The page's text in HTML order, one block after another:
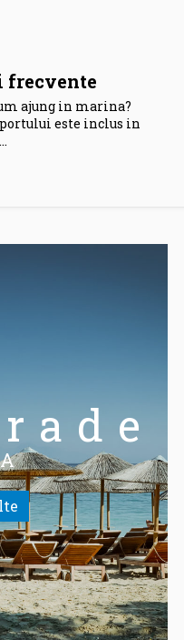
frecvente
ajung in marina?
este inclus in